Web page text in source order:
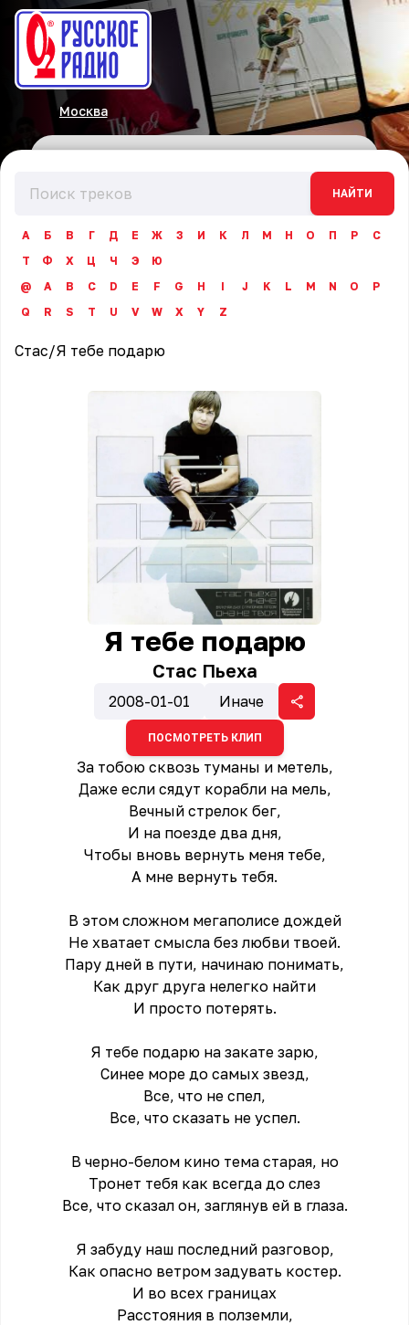
Москва
НАЙТИ
А Б В Г Д Е Ж З И К Л М Н О П Р
С
Т
Ф Х Ц Ч Э
Ю
@
A B C D E F G H I J K L M N O
P
Q
R S T U V W X Y Z
Стас/Я тебе подарю
Я тебе подарю
Стас Пьеха
2008-01-01 Иначе
ПОСМОТРЕТЬ КЛИП
За тобою сквозь туманы и метель,
Даже если сядут корабли на мель,
Вечный стрелок бег,
И на поезде два дня,
Чтобы вновь вернуть меня тебе,
А мне вернуть тебя.
В этом сложном мегаполисе дождей
Не хватает смысла без любви твоей.
Пару дней в пути, начинаю понимать,
Как друг друга нелегко найти
И просто потерять.
Я тебе подарю на закате зарю,
Синее море до самых звезд,
Все, что не спел,
Все, что сказать не успел.
В черно-белом кино тема старая, но
Тронет тебя как всегда до слез
Все, что сказал он, заглянув ей в глаза.
Я забуду наш последний разговор,
Как опасно ветром задувать костер.
И во всех границах
Расстояния в полземли,